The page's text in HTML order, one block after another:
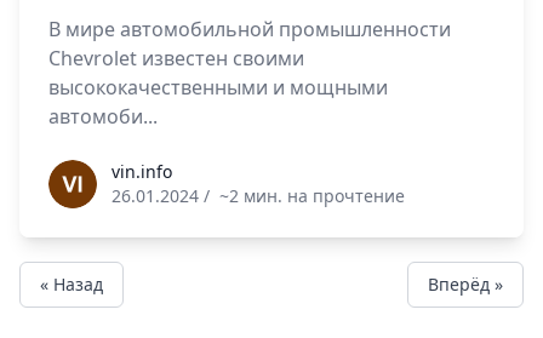
В мире автомобильной промышленности
Chevrolet известен своими
высококачественными и мощными
автомоби...
vin.infovin.info
26.01.2024 / ~2 мин. на прочтение
« Назад Вперёд »